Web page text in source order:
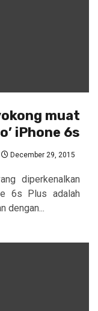
muat
iPhone 6s
December 29, 2015
diperkenalkan
6s Plus adalah
dengan...